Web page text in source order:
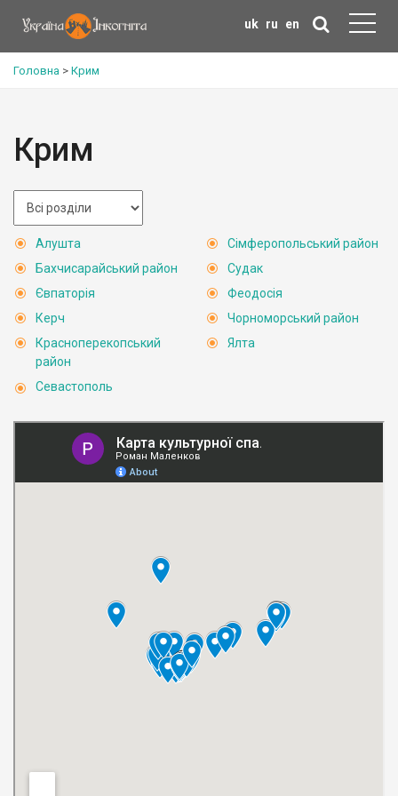
uk ru en
Головна > Крим
Крим
Алушта
Бахчисарайський район
Євпаторія
Керч
Красноперекопський
район
Севастополь
Сімферопольський район
Судак
Феодосія
Чорноморський район
Ялта